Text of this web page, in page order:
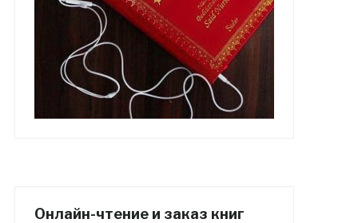
Онлайн-чтение и заказ книг